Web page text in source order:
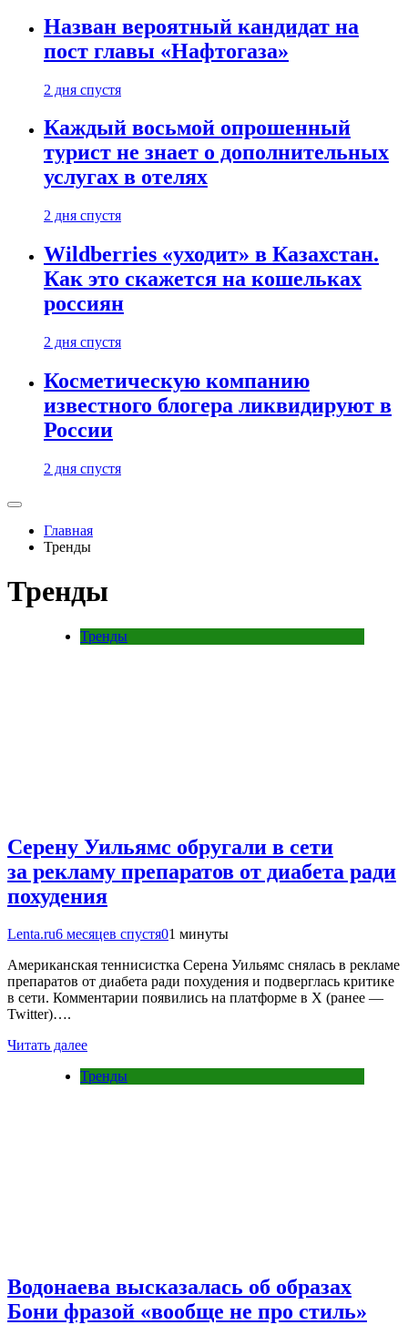
Назван вероятный кандидат на
пост главы «Нафтогаза»
2 дня спустя
Каждый восьмой опрошенный
турист не знает о дополнительных
услугах в отелях
2 дня спустя
Wildberries «уходит» в Казахстан.
Как это скажется на кошельках
россиян
2 дня спустя
Косметическую компанию
известного блогера ликвидируют в
России
2 дня спустя
Главная
Тренды
Тренды
Тренды
Серену Уильямс обругали в сети
за рекламу препаратов от диабета ради
похудения
Lenta.ru6 месяцев спустя01 минуты
Американская теннисистка Серена Уильямс снялась в рекламе
препаратов от диабета ради похудения и подверглась критике
в сети. Комментарии появились на платформе в X (ранее —
Twitter)….
Читать далее
Тренды
Водонаева высказалась об образах
Бони фразой «вообще не про стиль»